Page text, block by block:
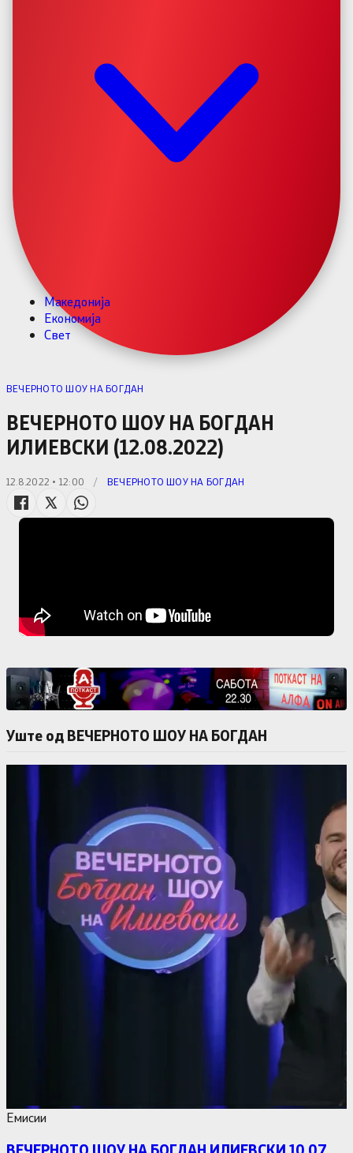
Македонија
Економија
Свет
ВЕЧЕРНОТО ШОУ НА БОГДАН
ВЕЧЕРНОТО ШОУ НА БОГДАН
ИЛИЕВСКИ (12.08.2022)
12.8.2022 • 12:00 / ВЕЧЕРНОТО ШОУ НА БОГДАН
Уште од ВЕЧЕРНОТО ШОУ НА БОГДАН
Емисии